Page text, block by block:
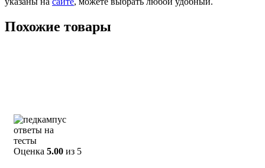
Похожие товары
Оценка 5.00 из 5